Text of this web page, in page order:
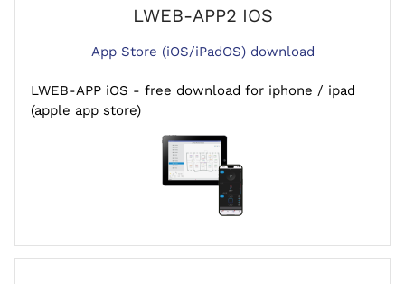
LWEB-APP2 IOS
App Store (iOS/iPadOS) download
LWEB-APP iOS - free download for iphone / ipad
(apple app store)